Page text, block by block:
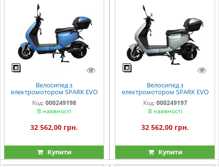
Велосипед з
електромотором SPARK EVO
14" 60V/1200W/25Ah синій
матовий
Код: 000249198
В наявності
32 562,00 грн.
Купити
Велосипед з
електромотором SPARK EVO
14" 60V/1200W/25Ah сірий
Код: 000249197
В наявності
32 562,00 грн.
Купити